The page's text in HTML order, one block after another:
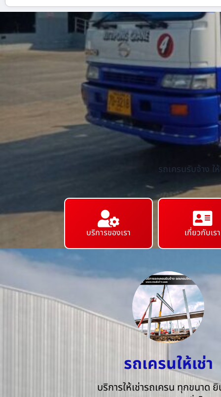
รถเครนรับจ้าง
บริการของเรา เกี่ยวกับเรา
รถเครนให้เช่า
บริการให้เช่ารถเครน ทุกขนาด